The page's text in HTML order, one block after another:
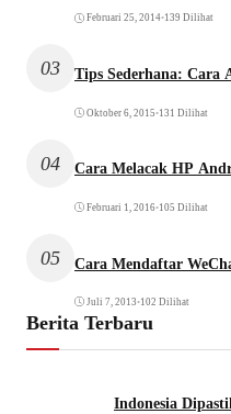
Februari 25, 2014•139 Dilihat
03 Tips Sederhana: Cara
Oktober 6, 2015 •131 Dilihat
04 Cara Melacak HP
Februari 1, 2016•105 Dilihat
05 Cara Mendaftar
Juli 7, 2013 •102 Dilihat
Berita Terbaru
Indonesia